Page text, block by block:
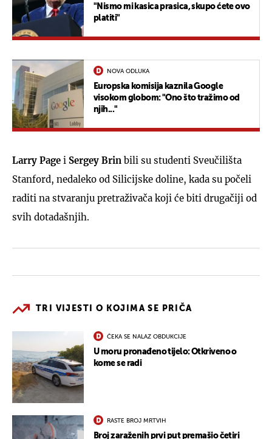
"Nismo mi kasica prasica, skupo ćete ovo
platiti"
NOVA ODLUKA
Europska komisija kaznila Google
visokom globom: "Ono što tražimo od
njih..."
Larry Page i Sergey Brin bili su studenti Sveučilišta
Stanford, nedaleko od Silicijske doline, kada su počeli
raditi na stvaranju pretraživača koji će biti drugačiji od
svih dotadašnjih.
TRI VIJESTI O KOJIMA SE PRIČA
ČEKA SE NALAZ OBDUKCIJE
U moru pronađeno tijelo: Otkriveno o
kome se radi
RASTE BROJ MRTVIH
Broj zaraženih prvi put premašio četiri